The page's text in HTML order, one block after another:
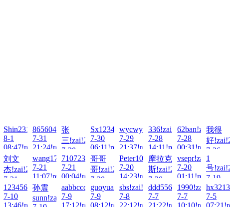
Shin231199!zai!2026-
8-1
08:47!read!
86560416!zai!2026-
7-31
21:24!read!
张
三!zai!2026-
7-30
13:47!read!
Sx1234567!zai!2026-
7-30
06:11!read!
wycwy!zai!2026-
7-29
21:37!read!
336!zai!2026-
7-28
14:11!read!
62ban!zai!2026-
7-28
00:31!read!
我很
好!zai!2026-
7-26
23:42!read!
刘文
杰!zai!2026-
7-21
15:03!read!
wang172@!zai!2026-
7-21
11:07!read!
71072325!zai!2026-
7-21
00:04!read!
哥哥
哥!zai!2026-
7-20
23:48!read!
Peter100713!zai!2026-
7-20
14:23!read!
摩拉克
斯!zai!2026-
7-20
11:46!read!
vsepr!zai!2026-
7-20
01:11!read!
1
号!zai!2026-
7-19
13:03!read!
123456Q!zai!2026-
7-10
13:46!read!
孙震
sunn!zai!2026-
7-10
aabbccdd!zai!2026-
7-9
17:12!read!
guoyuan!zai!2026-
7-9
08:12!read!
sbs!zai!2026-
7-8
22:12!read!
ddd5566!zai!2026-
7-7
21:22!read!
1990!zai!2026-
7-7
10:10!read!
7-5
07:21!read!